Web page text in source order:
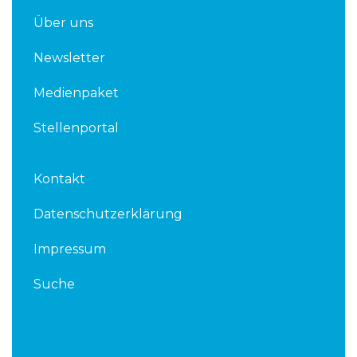
Über uns
Newsletter
Medienpaket
Stellenportal
Kontakt
Datenschutzerklärung
Impressum
Suche